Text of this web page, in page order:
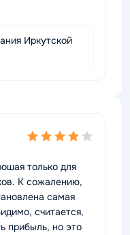
Иркутской
только для
К сожалению,
самая
считается,
прибыль, но это